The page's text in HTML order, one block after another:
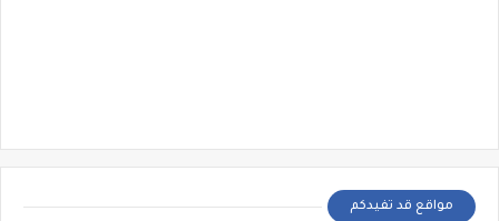
مواقع قد تفيدكم